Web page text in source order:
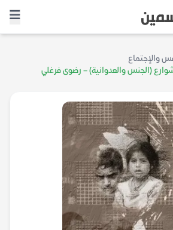
والإجتماع
(الجنس والعدوانية) – رضوى فرغلي